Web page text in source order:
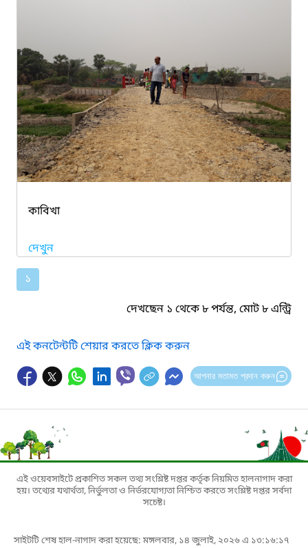
কাবিখা
দেখুন
১
দেখছেন ১ থেকে ৮ পর্যন্ত, মোট ৮ এন্ট্রি
এই কনটেন্টটি শেয়ার করতে ক্লিক করুন
আপনার মতামত প্রদান করুন
এই ওয়েবসাইটে প্রকাশিত সকল তথ্য সংশ্লিষ্ট দপ্তর কর্তৃক নিয়মিত হালনাগাদ করা
হয়। তথ্যের যথার্থতা, নির্ভুলতা ও নির্ভরযোগ্যতা নিশ্চিত করতে সংশ্লিষ্ট দপ্তর সর্বদা
সচেষ্ট।
সাইটটি শেষ হাল-নাগাদ করা হয়েছে: মঙ্গলবার, ১৪ জুলাই, ২০২৬ এ ১৩:১৬:১৭